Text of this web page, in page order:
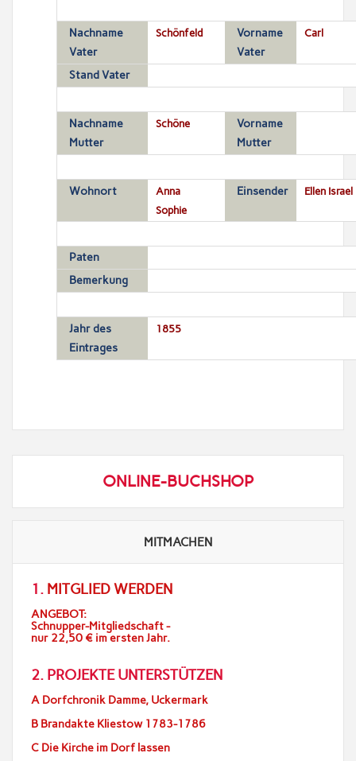
Nachname
Vater
Schönfeld
Vorname
Vater
Carl
Stand Vater
Nachname
Mutter
Schöne
Vorname
Mutter
Wohnort
Anna
Sophie
Einsender Ellen Israel
Paten
Bemerkung
Jahr des
Eintrages
1855
ONLINE-BUCHSHOP
MITMACHEN
1. MITGLIED WERDEN
ANGEBOT:
Schnupper-Mitgliedschaft -
nur 22,50 € im ersten Jahr.
2. PROJEKTE UNTERSTÜTZEN
A Dorfchronik Damme, Uckermark
B Brandakte Kliestow 1783-1786
C Die Kirche im Dorf lassen